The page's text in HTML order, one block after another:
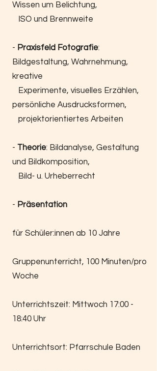
Wissen um Belichtung,
ISO und Brennweite
- Praxisfeld Fotografie:
Bildgestaltung, Wahrnehmung,
kreative
Experimente, visuelles Erzählen,
persönliche Ausdrucksformen,
projektorientiertes Arbeiten
- Theorie: Bildanalyse, Gestaltung
und Bildkomposition,
Bild- u. Urheberrecht
- Präsentation
für Schüler:innen ab 10 Jahre
Gruppenunterricht, 100 Minuten/pro
Woche
Unterrichtszeit: Mittwoch 17:00 -
18:40 Uhr
Unterrichtsort: Pfarrschule Baden